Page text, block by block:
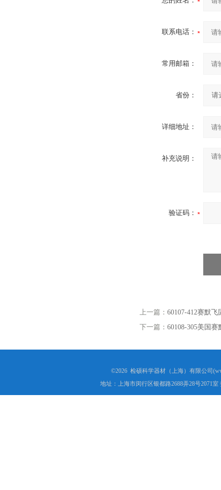
联系电话：
常用邮箱：
省份：
详细地址：
补充说明：
验证码：
上一篇： 60107-412赛默
下一篇： 60108-305美国
©2026 检硕科学器材（上海）有限公司
地址：上海市闵行区银都路2688弄28号2071室